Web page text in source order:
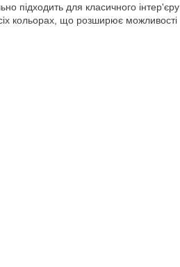
підходить для класичного інтер'єру
кольорах, що розширює можливості